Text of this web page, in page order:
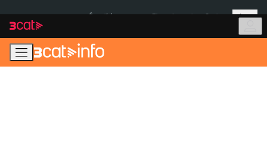
navegació
principal
contingut
Més